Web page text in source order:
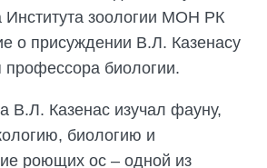
Института зоологии МОН РК
о присуждении В.Л. Казенасу
профессора биологии.
В.Л. Казенас изучал фауну,
биологию и
роющих ос – одной из